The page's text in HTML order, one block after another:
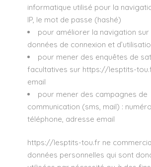
informatique utilisé pour la
IP, le mot de passe (hashé)
pour améliorer la navigation sur
données de connexion et
pour mener des enquêtes de
facultatives sur https://lesptits-
email
pour mener des campagnes de
communication (sms, mail) :
téléphone, adresse email
https://lesptits-tou.fr ne
données personnelles qui sont